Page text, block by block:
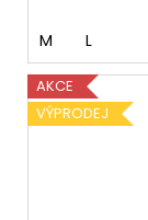
M L
AKCE
VÝPRODEJ